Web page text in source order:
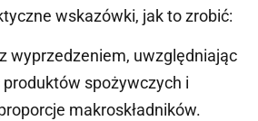
wskazówki, jak to zrobić:
wyprzedzeniem, uwzględniając
spożywczych i
makroskładników.